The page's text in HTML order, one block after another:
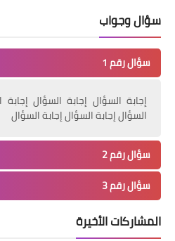
سؤال وجواب
سؤال رقم 1
إجابة السؤال إجابة السؤال
السؤال إجابة السؤال إجابة السؤال
سؤال رقم 2
سؤال رقم 3
المشاركات الأخيرة